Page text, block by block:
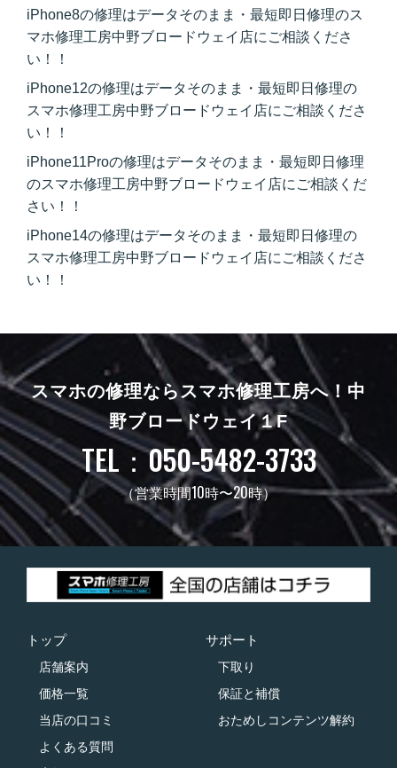
iPhone8の修理はデータそのまま・最短即日修理のス
マホ修理工房中野ブロードウェイ店にご相談くださ
い！！
iPhone12の修理はデータそのまま・最短即日修理の
スマホ修理工房中野ブロードウェイ店にご相談くださ
い！！
iPhone11Proの修理はデータそのまま・最短即日修理
のスマホ修理工房中野ブロードウェイ店にご相談くだ
さい！！
iPhone14の修理はデータそのまま・最短即日修理の
スマホ修理工房中野ブロードウェイ店にご相談くださ
い！！
スマホの修理ならスマホ修理工房へ！ 中
野ブロードウェイ１F
TEL：050-5482-3733
（営業時間10時〜20時）
トップ
店舗案内
価格一覧
当店の口コミ
よくある質問
サポート
下取り
保証と補償
おためしコンテンツ解約